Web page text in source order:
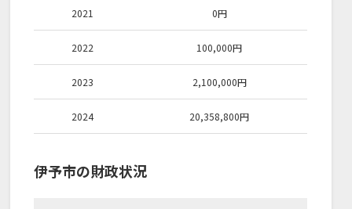
2021 0円
2022 100,000円
2023 2,100,000円
2024 20,358,800円
伊予市の財政状況